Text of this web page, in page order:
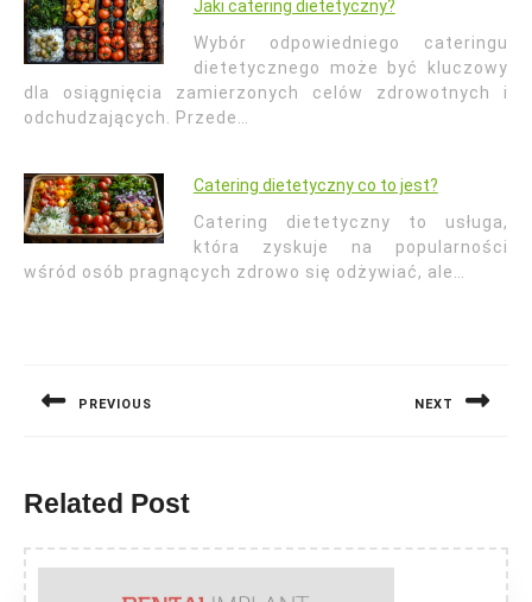
Jaki catering dietetyczny?
Wybór odpowiedniego cateringu
dietetycznego może być kluczowy
dla osiągnięcia zamierzonych celów zdrowotnych i
odchudzających. Przede…
Catering dietetyczny co to jest?
Catering dietetyczny to usługa,
która zyskuje na popularności
wśród osób pragnących zdrowo się odżywiać, ale…
PREVIOUS NEXT
Related Post